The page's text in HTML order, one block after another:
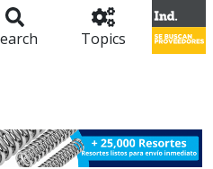
Topics